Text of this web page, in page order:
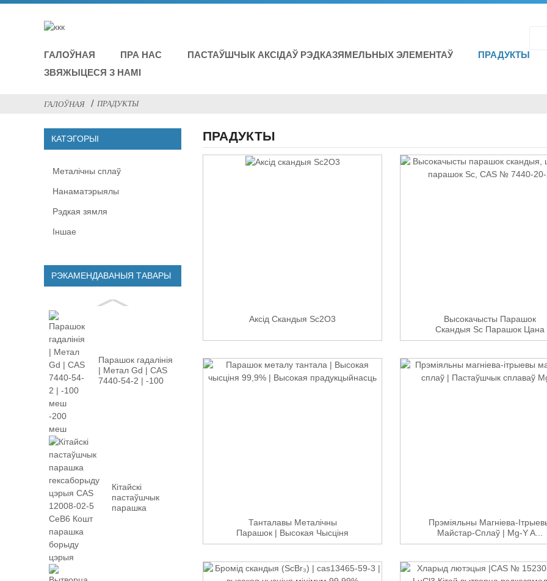
ГАЛОЎНАЯ ПРА НАС ПАСТАЎШЧЫК АКСІДАЎ РЭДКАЗЯМЕЛЬНЫХ ЭЛЕМЕНТАЎ
ПРАДУКТЫ
ЗВЯЖЫЦЕСЯ З НАМІ
ГАЛОЎНАЯ ПРАДУКТЫ
КАТЭГОРЫІ
Металічны сплаў
Нанаматэрыялы
Рэдкая зямля
Іншае
РЭКАМЕНДАВАНЫЯ ТАВАРЫ
Парашок гадалінія
| Метал Gd | CAS
7440-54-2 | -100
Кітайскі
пастаўшчык
парашка
ПРАДУКТЫ
Аксід Скандыя Sc2O3
Высокачысты Парашок
Скандыя Sc Парашок Цана
CAS ...
Танталавы Металічны
Парашок | Высокая Чысціня
99,9% | Высокая ...
Прэміяльны Магніева-
Майстар-Сплаў | Mg-Y A...